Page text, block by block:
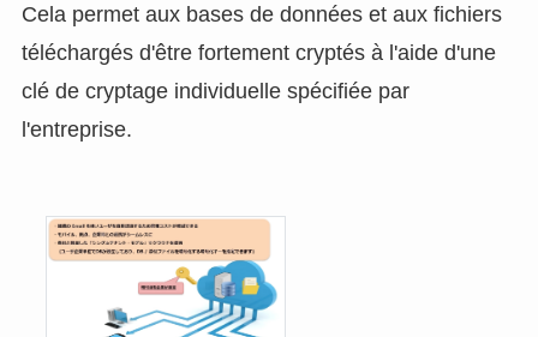
Cela permet aux bases de données et aux fichiers
téléchargés d'être fortement cryptés à l'aide d'une
clé de cryptage individuelle spécifiée par
l'entreprise.